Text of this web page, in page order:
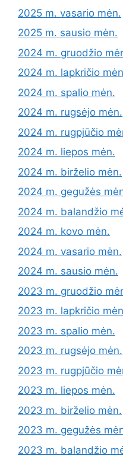
2025 m. vasario mėn.
2025 m. sausio mėn.
2024 m. gruodžio
2024 m. lapkričio
2024 m. spalio mėn.
2024 m. rugsėjo mėn.
2024 m. rugpjūčio
2024 m. liepos mėn.
2024 m. birželio mėn.
2024 m. gegužės
2024 m. balandžio
2024 m. kovo mėn.
2024 m. vasario mėn.
2024 m. sausio mėn.
2023 m. gruodžio
2023 m. lapkričio
2023 m. spalio mėn.
2023 m. rugsėjo mėn.
2023 m. rugpjūčio
2023 m. liepos mėn.
2023 m. birželio mėn.
2023 m. gegužės
2023 m. balandžio